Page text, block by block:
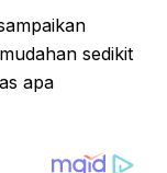
sedikit
apa